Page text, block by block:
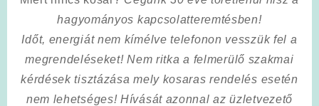
hagyományos kapcsolatteremtésben!
Időt, energiát nem kímélvetelefonon vesszük fel a
megrendeléseket! Nem ritka a felmerülő szakmai
kérdések tisztázása mely kosaras rendelés esetén
nem lehetséges! Hívását azonnal az üzletvezető